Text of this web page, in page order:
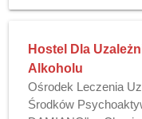
Hostel Dla
Alkoholu
Ośrodek Leczenia
Środków